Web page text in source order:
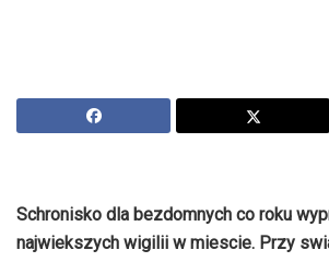
Schronisko dla bezdomnych co roku
najwiekszych wigilii w miescie. Przy